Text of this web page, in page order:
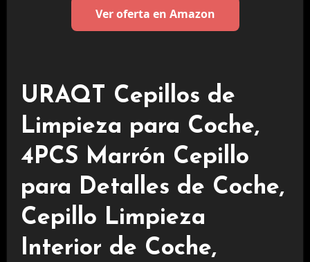
Ver oferta en Amazon
URAQT Cepillos de
Limpieza para Coche,
4PCS Marrón Cepillo
para Detalles de Coche,
Cepillo Limpieza
Interior de Coche,